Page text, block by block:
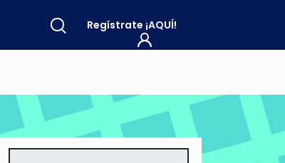
Regístrate ¡AQUÍ!